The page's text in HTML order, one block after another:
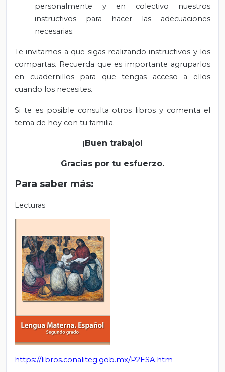
personalmente y en colectivo nuestros
instructivos para hacer las adecuaciones
necesarias.
Te invitamos a que sigas realizando instructivos y los
compartas. Recuerda que es importante agruparlos
en cuadernillos para que tengas acceso a ellos
cuando los necesites.
Si te es posible consulta otros libros y comenta el
tema de hoy con tu familia.
¡Buen trabajo!
Gracias por tu esfuerzo.
Para saber más:
Lecturas
https://libros.conaliteg.gob.mx/P2ESA.htm